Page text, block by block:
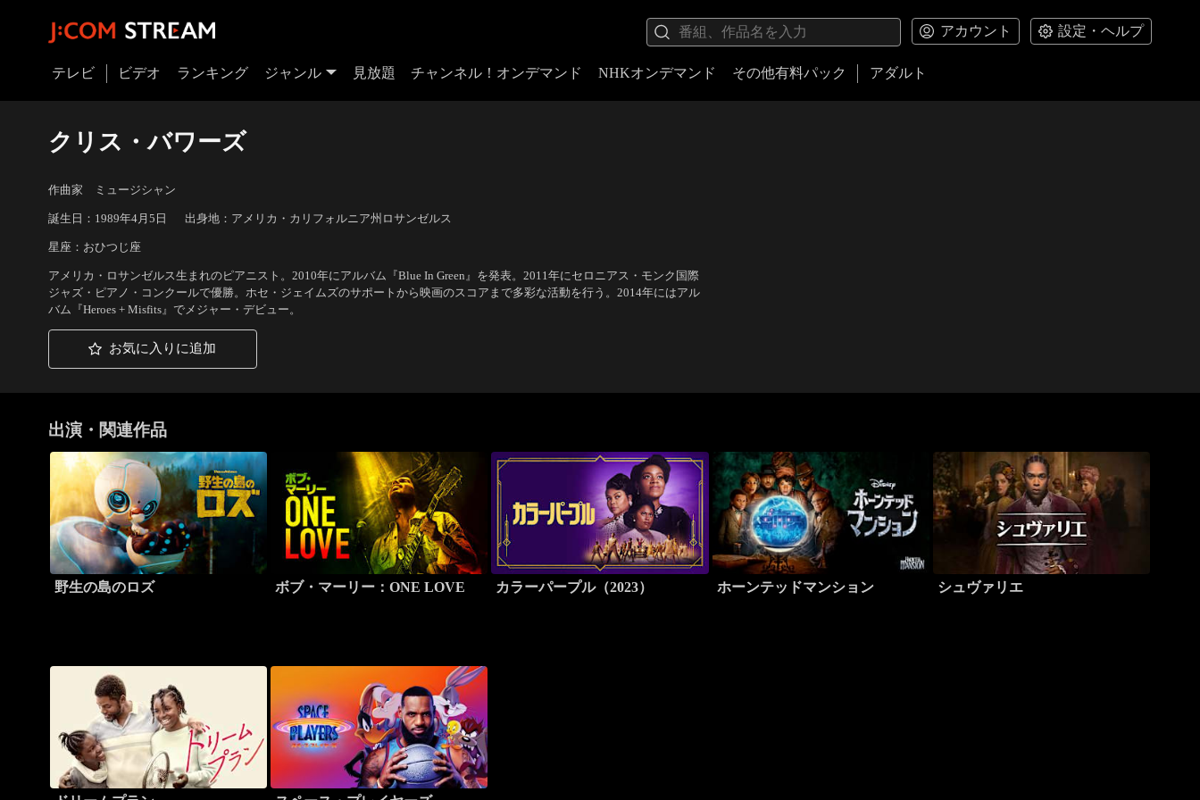
アカウント 設定・ヘルプ
テレビ ビデオ ランキング ジャンル 見放題 チャンネル！オンデマンド NHKオンデマンド その他有料パック アダルト
クリス・バワーズ
作曲家 ミュージシャン
誕生日：1989年4月5日 出身地：アメリカ・カリフォルニア州ロサンゼルス
星座：おひつじ座
アメリカ・ロサンゼルス生まれのピアニスト。2010年にアルバム『Blue In Green』を発表。2011年にセロニアス・モンク国際
ジャズ・ピアノ・コンクールで優勝。ホセ・ジェイムズのサポートから映画のスコアまで多彩な活動を行う。2014年にはアル
バム『Heroes + Misfits』でメジャー・デビュー。
お気に入りに追加
出演・関連作品
野生の島のロズ ボブ・マーリー：ONE LOVE カラーパープル（2023） ホーンテッドマンション シュヴァリエ